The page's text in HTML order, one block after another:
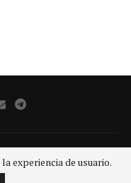
experiencia de usuario.